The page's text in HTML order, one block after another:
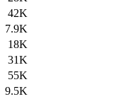
42K
7.9K
18K
31K
55K
9.5K